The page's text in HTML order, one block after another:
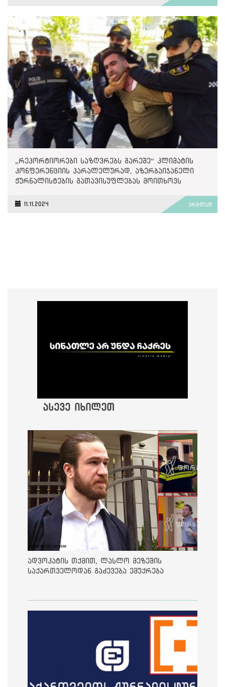
„რეპორტიორები საზღვრებს გარეშე“ კლიმატის
კონფერენციის პარალელურად, აზერბაიჯანელი
ჟურნალისტების გათავისუფლებას მოითხოვს
11.11.2024 ვრცლად
ასევე იხილეთ
ადვოკატის თქმით, ლასლო მეზეშის
საქართველოდან გაძევება ემუქრება